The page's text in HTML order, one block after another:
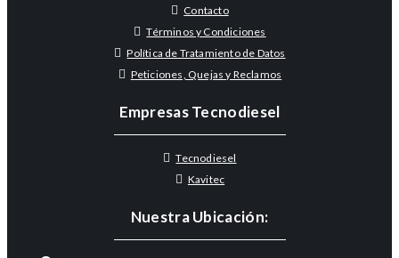
Contacto
Términos y Condiciones
Política de Tratamiento de Datos
Peticiones, Quejas y Reclamos
Empresas Tecnodiesel
Tecnodiesel
Kavitec
Nuestra Ubicación: